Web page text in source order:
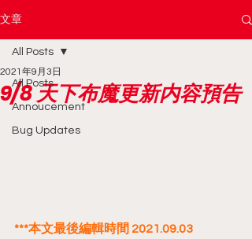
文章
All Posts
Annoucement
Bug Updates
All Posts
9/8 天下布魔更新内容預告
2021年9月3日
***本文最後編輯時間 2021.09.03